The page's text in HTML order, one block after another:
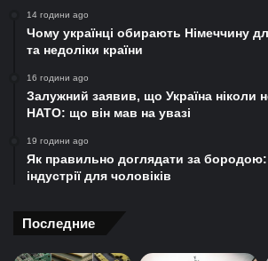
14 години ago
Чому українці обирають Німеччину
та недоліки країни
16 години ago
Залужний заявив, що Україна ніколи
НАТО: що він мав на увазі
19 години ago
Як правильно доглядати за бородою:
індустрії для чоловіків
Последние